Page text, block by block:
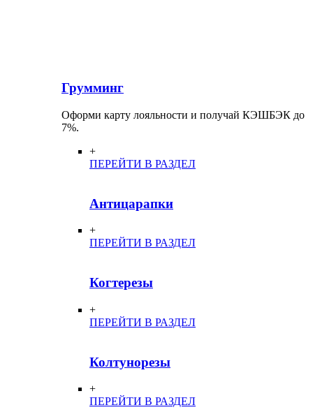
Грумминг
Оформи карту лояльности и получай КЭШБЭК до
7%.
+
ПЕРЕЙТИ В РАЗДЕЛ
Антицарапки
+
ПЕРЕЙТИ В РАЗДЕЛ
Когтерезы
+
ПЕРЕЙТИ В РАЗДЕЛ
Колтунорезы
+
ПЕРЕЙТИ В РАЗДЕЛ